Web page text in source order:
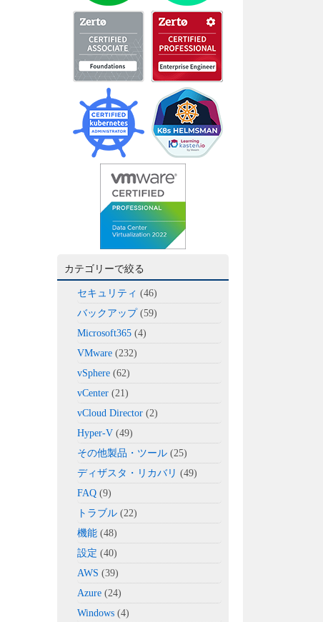
カテゴリーで絞る
セキュリティ (46)
バックアップ(59)
Microsoft365 (4)
VMware (232)
vSphere (62)
vCenter (21)
vCloud Director (2)
Hyper-V (49)
その他製品・ツール (25)
ディザスタ・リカバリ (49)
FAQ (9)
トラブル (22)
機能 (48)
設定 (40)
AWS (39)
Azure (24)
Windows (4)